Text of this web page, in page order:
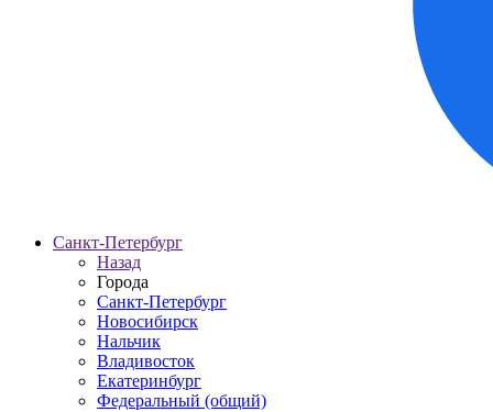
Санкт-Петербург
Назад
Города
Санкт-Петербург
Новосибирск
Нальчик
Владивосток
Екатеринбург
Федеральный (общий)